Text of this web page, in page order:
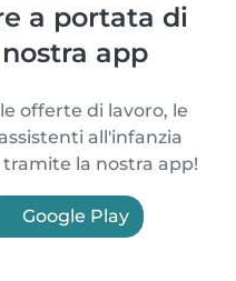
a portata di
app
offerte di lavoro, le
all'infanzia
la nostra app!
Google Play